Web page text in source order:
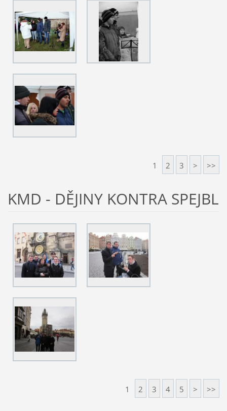
1 2 3 > >>
KMD - DĚJINY KONTRA SPEJBL
1 2 3 4 5 > >>